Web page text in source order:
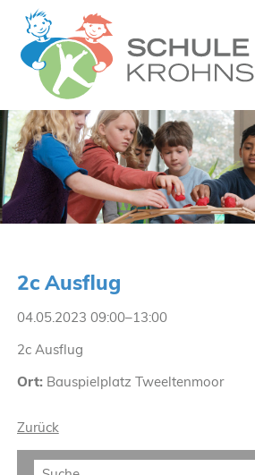
2c Ausflug
04.05.2023 09:00–13:00
2c Ausflug
Ort:Bauspielplatz Tweeltenmoor
Zurück